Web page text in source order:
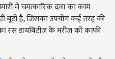
में चमत्कारिक दवा का काम
बूटी है, जिसका उपयोग कई तरह की
रस डायबिटीज के मरीज को काफी